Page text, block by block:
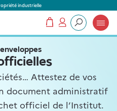
industrielle
Que recherchez-vous ?
Mon compte
Mon panier
Attestez de vos
document administratif
officiel de l’Institut.